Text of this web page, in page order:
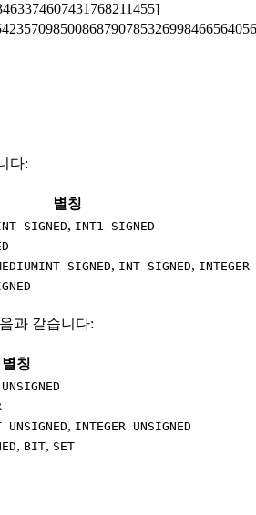
다:
별칭
SIGNED, INT1 SIGNED
SIGNED, INT SIGNED, INTEGER
과 같습니다:
별칭
UNSIGNED, INTEGER UNSIGNED
, BIT, SET